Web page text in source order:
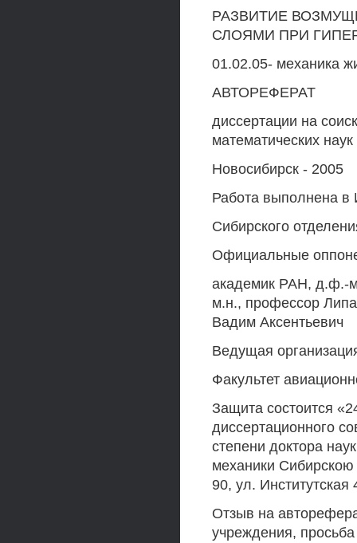
РАЗВИТИЕ
СЛОЯМИ ПРИ
01.02.05- механика
АВТОРЕФЕРАТ
диссертации на
математических наук
Новосибирск - 2005
Работа выполнена в
Сибирского
Официальные
академик РАН, д.ф.-
м.н., профессор
Вадим Аксентьевич
Ведущая
Факультет
Защита состоится
диссертационного
степени доктора
механики
90, ул. Институтская
Отзыв на
учреждения,